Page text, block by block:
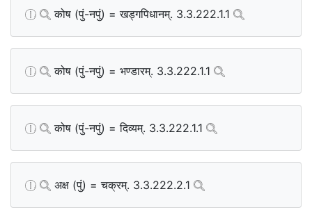
कोष (पुं-नपुं) = खड्गपिधानम्. 3.3.222.1.1
कोष (पुं-नपुं) = भण्डारम्. 3.3.222.1.1
कोष (पुं-नपुं) = दिव्यम्. 3.3.222.1.1
अक्ष (पुं) = चक्रम्. 3.3.222.2.1